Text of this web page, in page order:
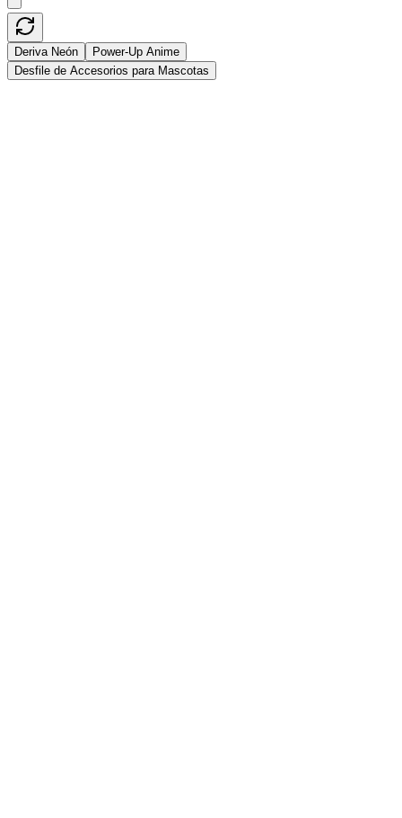
Deriva Neón
Power‑Up Anime
Desfile de Accesorios para Mascotas